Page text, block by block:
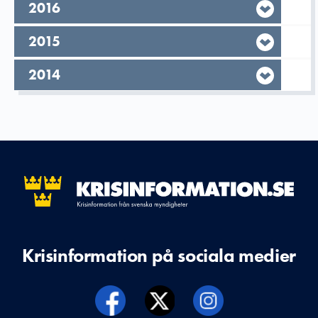
År,
2016
År,
2015
År,
2014
Krisinformation på sociala medier